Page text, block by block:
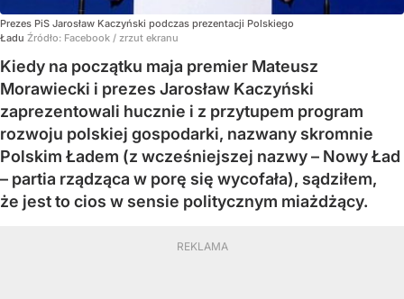
Prezes PiS Jarosław Kaczyński podczas prezentacji Polskiego
Ładu Źródło: Facebook / zrzut ekranu
Kiedy na początku maja premier Mateusz
Morawiecki i prezes Jarosław Kaczyński
zaprezentowali hucznie i z przytupem program
rozwoju polskiej gospodarki, nazwany skromnie
Polskim Ładem (z wcześniejszej nazwy – Nowy Ład
– partia rządząca w porę się wycofała), sądziłem,
że jest to cios w sensie politycznym miażdżący.